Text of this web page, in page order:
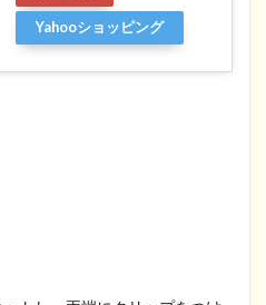
Yahooショッピング